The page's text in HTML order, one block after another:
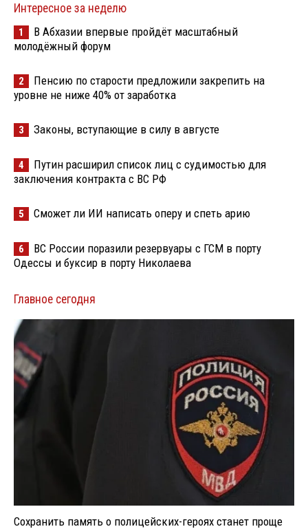
Интересное за неделю
1
В Абхазии впервые пройдёт масштабный
молодёжный форум
2
Пенсию по старости предложили закрепить на
уровне не ниже 40% от заработка
3 Законы, вступающие в силу в августе
4
Путин расширил список лиц с судимостью для
заключения контракта с ВС РФ
5 Сможет ли ИИ написать оперу и спеть арию
6
ВС России поразили резервуары с ГСМ в порту
Одессы и буксир в порту Николаева
Главное сегодня
Сохранить память о полицейских-героях станет проще